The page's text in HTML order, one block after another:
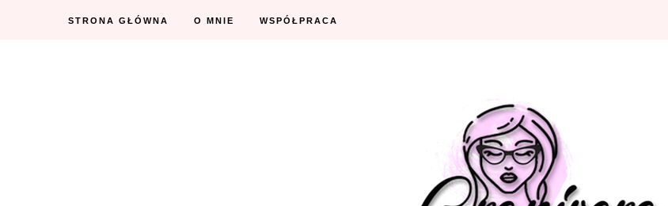
STRONA GŁÓWNA O MNIE WSPÓŁPRACA